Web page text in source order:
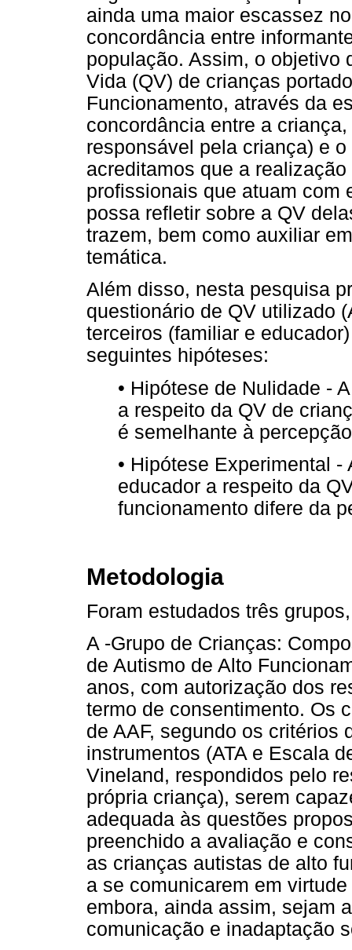
ainda uma maior escassez
concordância entre
população. Assim, o objetivo
Vida (QV) de crianças
Funcionamento, através da
concordância entre a
responsável pela criança) e
acreditamos que a
profissionais que atuam com
possa refletir sobre a QV
trazem, bem como auxiliar
temática.
Além disso, nesta pesquisa
questionário de QV utilizado
terceiros (familiar e
seguintes hipóteses:
• Hipótese de Nulidade -
a respeito da QV de
é semelhante à
• Hipótese Experimental
educador a respeito da
funcionamento difere da
Metodologia
Foram estudados três
A -Grupo de Crianças:
de Autismo de Alto
anos, com autorização dos
termo de consentimento. Os
de AAF, segundo os critérios
instrumentos (ATA e Escala
Vineland, respondidos pelo
própria criança), serem
adequada às questões
preenchido a avaliação e
as crianças autistas de alto
a se comunicarem em
embora, ainda assim, sejam
comunicação e inadaptação